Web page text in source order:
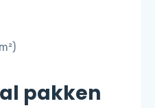
pakken